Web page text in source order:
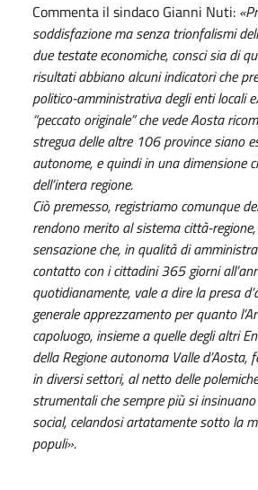
Commenta il sindaco Gianni Nuti:
soddisfazione ma senza trionfalismi
due testate economiche, consci sia di
risultati abbiano alcuni indicatori che
politico-amministrativa degli enti locali
“peccato originale” che vede Aosta
stregua delle altre 106 province siano
autonome, e quindi in una dimensione
dell’intera regione.
Ciò premesso, registriamo comunque
rendono merito al sistema città-
sensazione che, in qualità di
contatto con i cittadini 365 giorni
quotidianamente, vale a dire la presa
generale apprezzamento per quanto
capoluogo, insieme a quelle degli altri
della Regione autonoma Valle
in diversi settori, al netto delle
strumentali che sempre più si
social, celandosi artatamente sotto la
populi».